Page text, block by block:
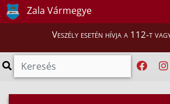
Zala Vármegye
Veszély esetén hívja a 112-t